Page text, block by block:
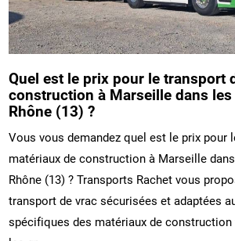
Quel est le prix pour le transport
construction à Marseille dans
Rhône (13) ?
Vous vous demandez quel est le prix pour
matériaux de construction à Marseille
Rhône (13) ? Transports Rachet vous
transport de vrac sécurisées et adaptées
spécifiques des matériaux de